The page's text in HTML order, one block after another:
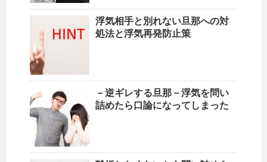
浮気相手と別れない旦那への対
処法と浮気再発防止策
－逆ギレする旦那－浮気を問い
詰めたら口論になってしまった